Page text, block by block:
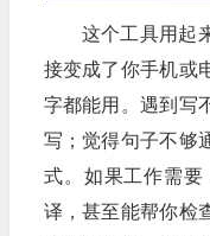
这个工具用起
接变成了你手机或
字都能用。遇到写
写；觉得句子不够
式。如果工作需
译，甚至能帮你检